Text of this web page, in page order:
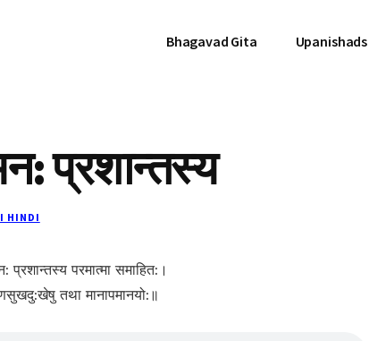
Bhagavad Gita Upanishads
प्रशान्तस्य
HINDI
प्रशान्तस्य परमात्मा समाहित:।
तथा मानापमानयो:॥